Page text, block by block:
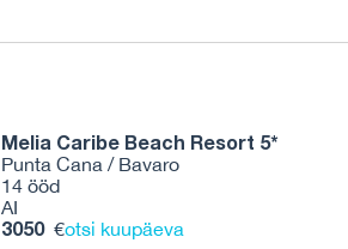
Melia Caribe Beach Resort 5*
Punta Cana / Bavaro
14 ööd
AI
3050 €otsi kuupäeva